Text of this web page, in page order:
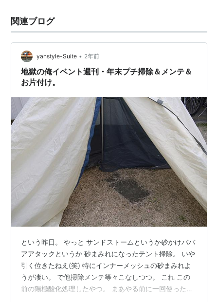
関連ブログ
yanstyle-Suite • 2年前
地獄の俺イベント週刊・年末プチ掃除＆メンテ＆
お片付け。
という昨日。 やっと サンドストームというか砂かけババ
アアタックというか 砂まみれになったテント掃除。 いや
引く位きたねえ(笑) 特にインナーメッシュの砂まみれよ
うが凄い。 で他掃除メンテ等々こなしつつ。 これ この
前の陽極酸化処理したやつ。 まあやる前に一回使ったか